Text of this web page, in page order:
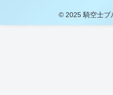
© 2025 騎空士ブ